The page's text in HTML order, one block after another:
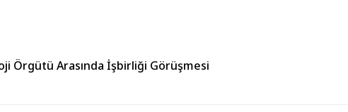
Örgütü Arasında İşbirliği Görüşmesi